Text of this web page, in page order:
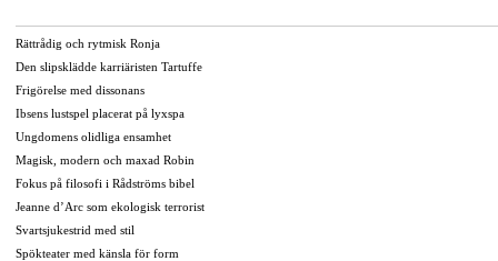
Rättrådig och rytmisk Ronja
Den slipsklädde karriäristen Tartuffe
Frigörelse med dissonans
Ibsens lustspel placerat på lyxspa
Ungdomens olidliga ensamhet
Magisk, modern och maxad Robin
Fokus på filosofi i Rådströms bibel
Jeanne d’Arc som ekologisk terrorist
Svartsjukestrid med stil
Spökteater med känsla för form